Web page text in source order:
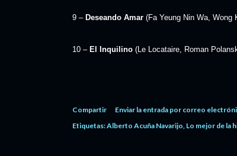
9 – Deseando Amar (Fa Yeung Nin Wa, Wong
10 –El Inquilino (Le Locataire, Roman
Compartir
Enviar la entrada por correo
Etiquetas:Alberto Acuña Navarijo Lo mejor de la